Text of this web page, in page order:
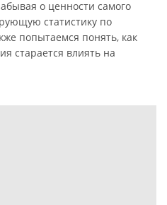
о ценности самого
статистику по
попытаемся понять, как
старается влиять на